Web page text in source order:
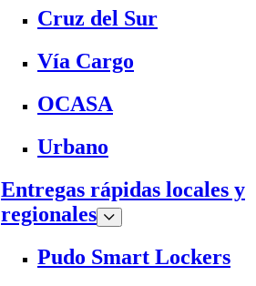
Cruz del Sur
Vía Cargo
OCASA
Urbano
Entregas rápidas locales y
regionales
Pudo Smart Lockers